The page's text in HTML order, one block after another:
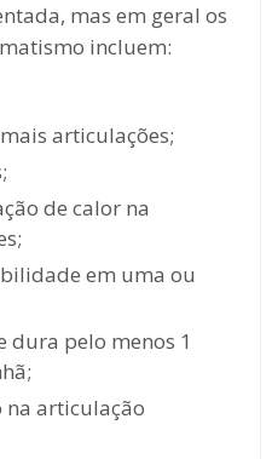
mas em geral os
incluem:
articulações;
de calor na
em uma ou
dura pelo menos 1
articulação